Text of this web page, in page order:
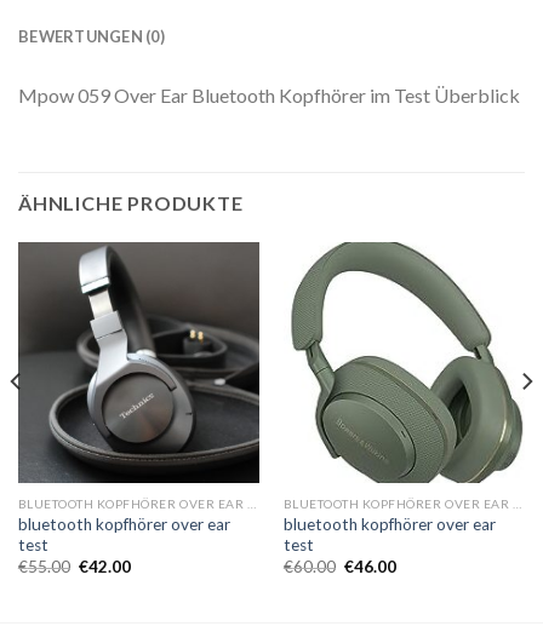
BEWERTUNGEN (0)
Mpow 059 Over Ear Bluetooth Kopfhörer im Test Überblick
ÄHNLICHE PRODUKTE
bluetooth kopfhörer over ear
test
€55.00 €42.00
bluetooth kopfhörer over ear
test
€60.00 €46.00